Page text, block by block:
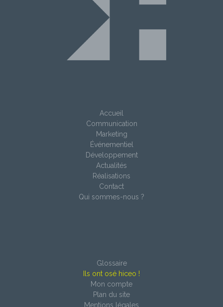
Accueil
Communication
Marketing
Événementiel
Développement
Actualités
Réalisations
Contact
Qui sommes-nous ?
Glossaire
Ils ont osé hiceo !
Mon compte
Plan du site
Mentions légales